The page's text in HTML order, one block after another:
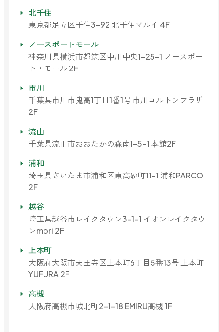
北千住
東京都足立区千住3-92 北千住マルイ 4F
ノースポートモール
神奈川県横浜市都筑区中川中央1-25-1 ノースポー
ト・モール 2F
市川
千葉県市川市鬼高1丁目1番1号 市川コルトンプラザ
2F
流山
千葉県流山市おおたかの森南1-5-1 本館2F
浦和
埼玉県さいたま市浦和区東高砂町11-1 浦和PARCO
2F
越谷
埼玉県越谷市レイクタウン3-1-1 イオンレイクタウ
ンmori 2F
上本町
大阪府大阪市天王寺区上本町6丁目5番13号 上本町
YUFURA 2F
高槻
大阪府高槻市城北町2-1-18 EMIRU高槻 1F